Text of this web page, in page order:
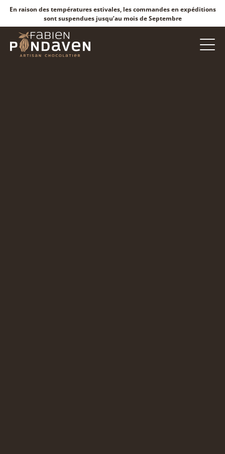
En raison des températures estivales, les commandes en expéditions
sont suspendues jusqu’au mois de Septembre